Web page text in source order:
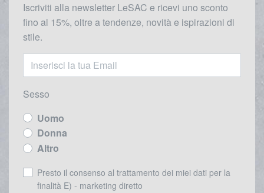
Iscriviti alla newsletter LeSAC e ricevi uno sconto
fino al 15%, oltre a tendenze, novità e ispirazioni di
stile.
Sesso
Uomo
Donna
Altro
Presto il consenso al trattamento dei miei dati per la
finalità E) - marketing diretto